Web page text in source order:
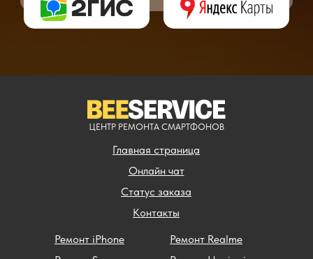
Главная страница
Контакты
Статус заказа
Ремонт iPhone
Ремонт Realme
Онлайн чат
ЦЕНТР РЕМОНТА СМАРТФОНОВ